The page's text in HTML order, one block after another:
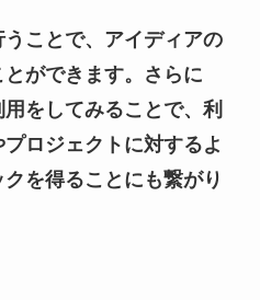
ことで、アイディアの
ができます。さらに
をしてみることで、利
ロジェクトに対するよ
を得ることにも繋がり